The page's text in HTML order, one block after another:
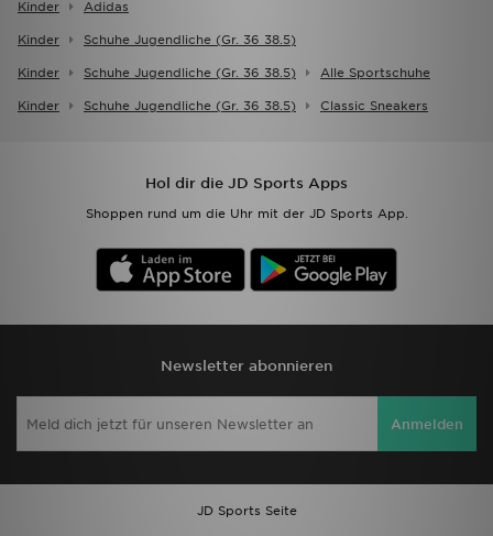
Kinder Adidas
Kinder Schuhe Jugendliche (gr. 36 38.5)
Kinder Schuhe Jugendliche (gr. 36 38.5) Alle Sportschuhe
Kinder Schuhe Jugendliche (gr. 36 38.5) Classic Sneakers
Hol dir die JD Sports Apps
Shoppen rund um die Uhr mit der JD Sports App.
Newsletter abonnieren
Anmelden
JD Sports Seite